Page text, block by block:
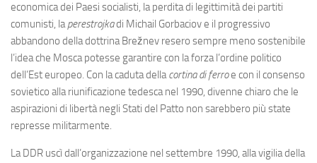
economica dei Paesi socialisti, la perdita di legittimità dei partiti
comunisti, laperestrojkadi Michail Gorbaciov e il progressivo
abbandono della dottrina Brežnev resero sempre meno sostenibile
l’idea che Mosca potesse garantire con la forza l’ordine politico
dell’Est europeo. Con la caduta dellacortina di ferroe con il consenso
sovietico alla riunificazione tedesca nel 1990, divenne chiaro che le
aspirazioni di libertà negli Stati del Patto non sarebbero più state
represse militarmente.
La DDR uscì dall’organizzazione nel settembre 1990, alla vigilia della